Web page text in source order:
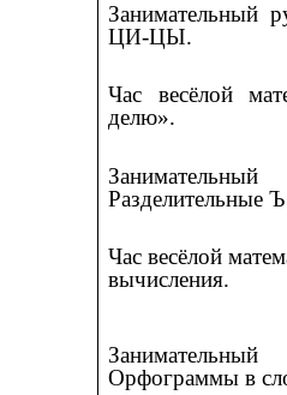
Занимательный
ЦИ-ЦЫ.
Час весёлой
делю».
Разделительные
Час весёлой
вычисления.
Орфограммы в